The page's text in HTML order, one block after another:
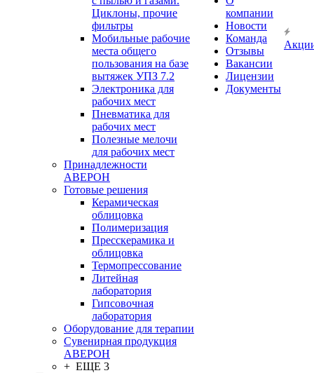
Циклоны, прочие
фильтры
Мобильные рабочие
места общего
пользования на базе
вытяжек УПЗ 7.2
Электроника для
рабочих мест
Пневматика для
рабочих мест
Полезные мелочи
для рабочих мест
Принадлежности
АВЕРОН
Готовые решения
Керамическая
облицовка
Полимеризация
Пресскерамика и
облицовка
Термопрессование
Литейная
лаборатория
Гипсовочная
лаборатория
Оборудование для терапии
Сувенирная продукция
АВЕРОН
+ ЕЩЕ 3
компании
Новости
Команда
Отзывы
Вакансии
Лицензии
Документы